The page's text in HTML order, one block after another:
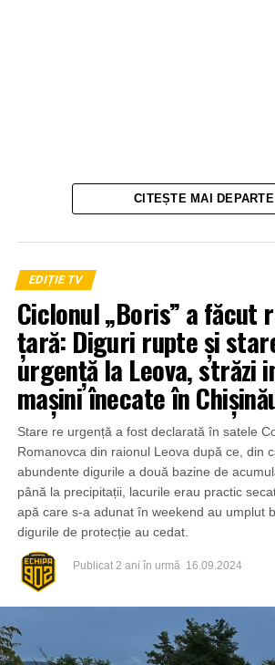
CITEȘTE MAI DEPARTE
EDIȚIE TV
Ciclonul „Boris” a făcut
țară: Diguri rupte și
urgență la Leova, străzi
mașini înecate în
Stare re urgență a fost declarată în satele
Romanovca din raionul Leova după ce, din
abundente digurile a două bazine de
până la precipitații, lacurile erau practic
apă care s-a adunat în weekend au umplut
digurile de protecție au cedat.
Publicat 2 ani în urmă 16.09.2024